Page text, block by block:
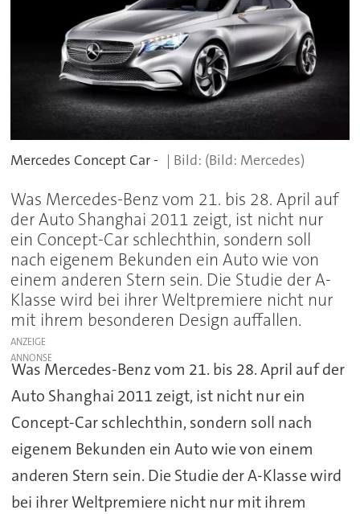
Mercedes Concept Car - (Bild: Mercedes)
Was Mercedes-Benz vom 21. bis 28. April auf
der Auto Shanghai 2011 zeigt, ist nicht nur
ein Concept-Car schlechthin, sondern soll
nach eigenem Bekunden ein Auto wie von
einem anderen Stern sein. Die Studie der A-
Klasse wird bei ihrer Weltpremiere nicht nur
mit ihrem besonderen Design auffallen.
ANZEIGE
Was Mercedes-Benz vom 21. bis 28. April auf der
Auto Shanghai 2011 zeigt, ist nicht nur ein
Concept-Car schlechthin, sondern soll nach
eigenem Bekunden ein Auto wie von einem
anderen Stern sein. Die Studie der A-Klasse wird
bei ihrer Weltpremiere nicht nur mit ihrem